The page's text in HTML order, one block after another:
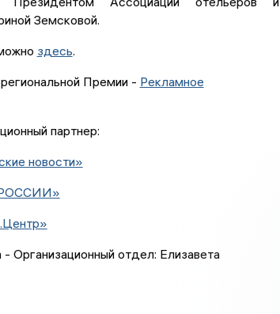
Земсковой.
здесь.
Премии - Рекламное
партнер:
новости»
Организационный отдел: Елизавета